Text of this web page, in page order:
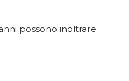
possono inoltrare